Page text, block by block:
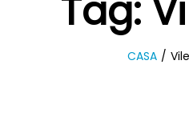
Tag:
CASA /